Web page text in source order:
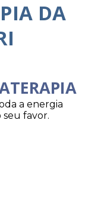
DA
a energia
seu favor.